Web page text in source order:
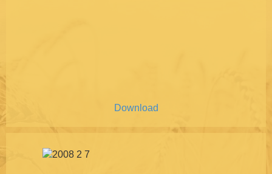
Download